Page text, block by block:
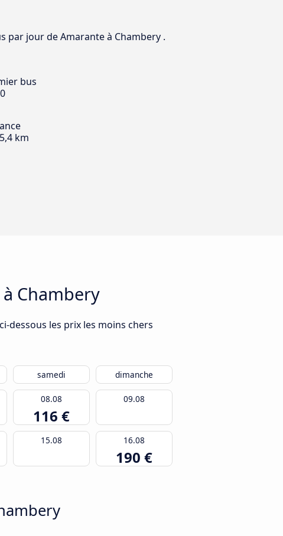
par jour de Amarante à Chambery .
bus
km
Chambery
dessous les prix les moins chers
samedi dimanche
08.08
116 €
09.08
15.08 16.08
190 €